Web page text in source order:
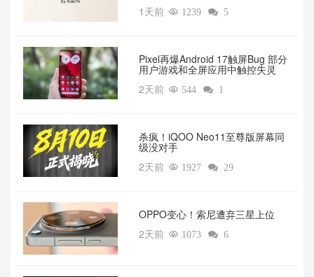
1天前  1239  5
Pixel再爆Android 17触屏Bug 部分
用户游戏和全屏应用中触控失灵
2天前  544  1
杀疯！iQOO Neo11至尊版屏幕同
级没对手
2天前  1927  29
OPPO变心！索尼遭弃三星上位‌
2天前  1073  6